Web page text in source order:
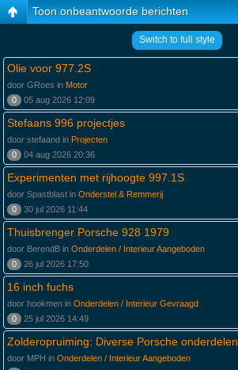
Toon onbeantwoorde berichten
Switch to full style
Olie voor 977.2S
door GRoes in Motor
0
05 aug 2026 12:09
Stefaans 996 projectjes
door stefaand in Projecten
0
04 aug 2026 20:36
Experimenten met rijhoogte 997.1S
door Spastblast in Onderstel & Remmerij
0
30 jul 2026 11:44
Thuisbrenger Porsche 928 1979
door BerendB in Onderdelen / Interieur Aangeboden
0
26 jul 2026 17:50
16 inch fuchs
door hookmen in Onderdelen / Interieur Gevraagd
0
25 jul 2026 14:49
Zolderopruiming: Diverse Porsche onderdelen.
door MPH in Onderdelen / Interieur Aangeboden